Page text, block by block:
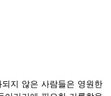
지 않은 사람들은 영원한